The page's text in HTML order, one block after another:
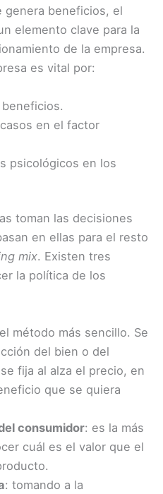
genera beneficios, el
elemento clave para la
de la empresa.
es vital por:
en el factor
psicológicos en los
toman las decisiones
en ellas para el resto
mix. Existen tres
la política de los
método más sencillo. Se
del bien o del
fija al alza el precio, en
que se quiera
consumidor: es la más
cuál es el valor que el
: tomando a la